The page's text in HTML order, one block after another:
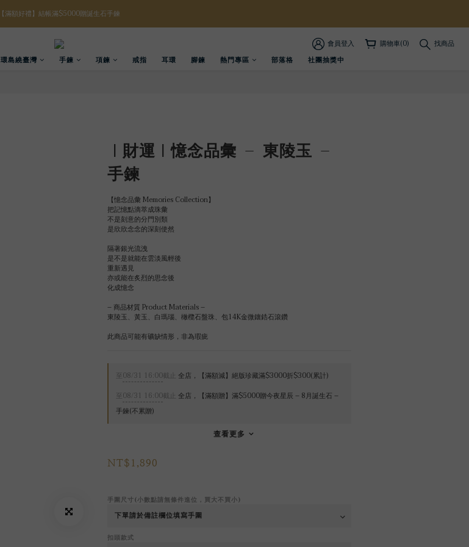
【八月限定】結帳滿$3000折$300
【八月限定】結帳滿$3000折$300
【註冊禮金】新註冊會員贈$100購物金 會員登入 購物車(0)
找商品
環島繞臺灣 手鍊 項鍊 戒指 耳環 腳鍊 熱門專區 部落格 社團抽獎中
｜財運｜憶念品彙 – 東陵玉 –
手鍊
【憶念品彙 Memories Collection】
把記憶點滴萃成珠彙
不是刻意的分門別類
是欣欣念念的深刻使然
隔著銀光流洩
是不是就能在雲淡風輕後
重新遇見
亦或能在炙烈的思念後
化成憶念
– 商品材質 Product Materials –
東陵玉、黃玉、白瑪瑙、橄欖石盤珠、包14K金微鑲鋯石滾鑽
此商品可能有礦缺情形，非為瑕疵
至08/31 16:00截止
全店，【滿額減】絕版珍藏滿$3000折$300(累計)
至08/31 16:00截止
全店，【滿額贈】滿$5000贈今夜星辰 – 8月誕生石 –
手鍊(不累贈)
查看更多
NT$1,890
手圍尺寸(小數點請無條件進位，買大不買小)
扣頭款式